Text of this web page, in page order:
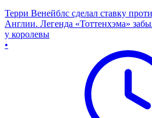
Терри Венейблс сделал ставку
Англии. Легенда «Тоттенхэма»
у королевы
•